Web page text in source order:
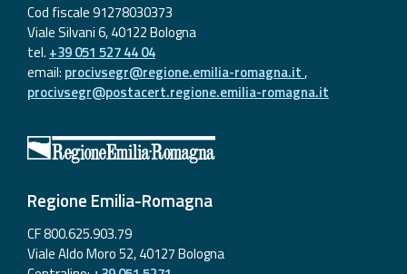
Cod fiscale 91278030373
Viale Silvani 6, 40122 Bologna
tel. +39 051 527 44 04
email: procivsegr@regione.emilia-romagna.it,
procivsegr@postacert.regione.emilia-romagna.it
Regione Emilia-Romagna
CF 800.625.903.79
Viale Aldo Moro 52, 40127 Bologna